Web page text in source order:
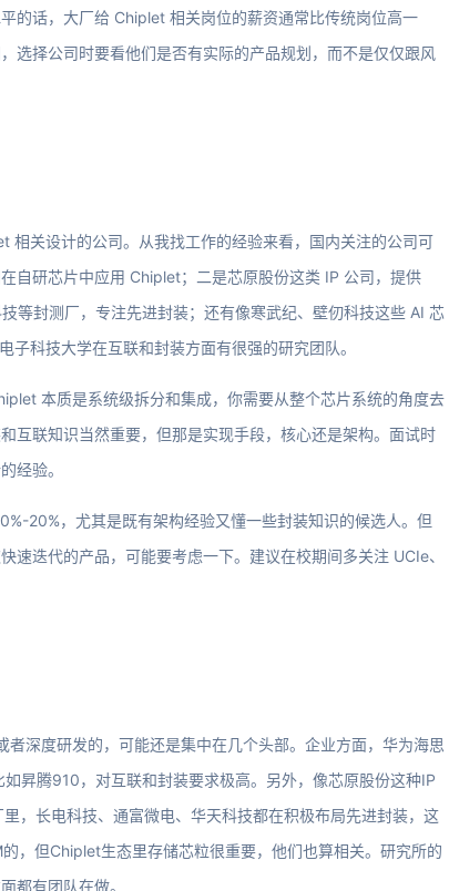
的话，大厂给 Chiplet 相关岗位的薪资通常比传统岗位高一
选择公司时要看他们是否有实际的产品规划，而不是仅仅跟风
相关设计的公司。从我找工作的经验来看，国内关注的公司可
自研芯片中应用 Chiplet；二是芯原股份这类 IP 公司，提供
等封测厂，专注先进封装；还有像寒武纪、壁仞科技这些 AI 芯
科技大学在互联和封装方面有很强的研究团队。
本质是系统级拆分和集成，你需要从整个芯片系统的角度去
互联知识当然重要，但那是实现手段，核心还是架构。面试时
经验。
20%，尤其是既有架构经验又懂一些封装知识的候选人。但
迭代的产品，可能要考虑一下。建议在校期间多关注 UCIe、
深度研发的，可能还是集中在几个头部。企业方面，华为海思
昇腾910，对互联和封装要求极高。另外，像芯原股份这种IP
，长电科技、通富微电、华天科技都在积极布局先进封装，这
，但Chiplet生态里存储芯粒很重要，他们也算相关。研究所的
都有团队在做。